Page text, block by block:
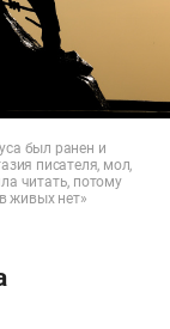
был ранен и
писателя, мол,
читать, потому
живых нет»